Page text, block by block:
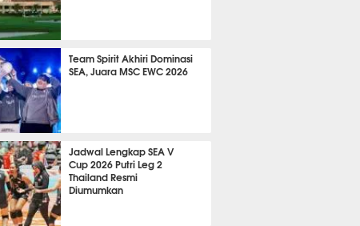
Team Spirit Akhiri Dominasi
SEA, Juara MSC EWC 2026
Jadwal Lengkap SEA V
Cup 2026 Putri Leg 2
Thailand Resmi
Diumumkan